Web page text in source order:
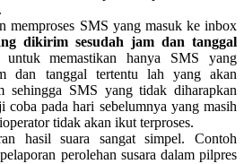
memproses SMS yang masuk ke inbox
dikirim sesudah jam dan tanggal
memastikan hanya SMS yang
dan tanggal tertentu lah yang akan
sehingga SMS yang tidak diharapkan
coba pada hari sebelumnya yang masih
tidak akan ikut terproses.
hasil suara sangat simpel. Contoh
perolehan susara dalam pilpres